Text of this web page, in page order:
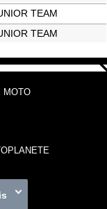
TEAM
TEAM
MOTO